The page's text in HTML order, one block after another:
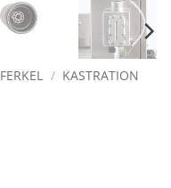
FERKEL / KASTRATION